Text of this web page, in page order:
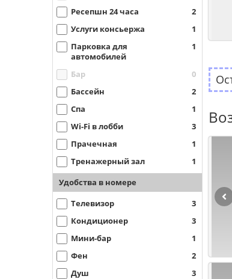
Ресепшн 24 часа
2
Услуги консьержа
1
Парковка для
автомобилей
1
Бар
0
Бассейн
2
Спа
1
Wi-Fi в лобби
3
Прачечная
1
Тренажерный зал
1
Удобства в номере
Телевизор
3
Кондиционер
3
Мини-бар
1
Фен
2
Душ
3